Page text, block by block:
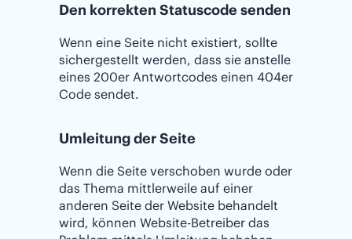
Den korrekten Statuscode senden
Wenn eine Seite nicht existiert, sollte
sichergestellt werden, dass sie anstelle
eines 200er Antwortcodes einen 404er
Code sendet.
Umleitung der Seite
Wenn die Seite verschoben wurde oder
das Thema mittlerweile auf einer
anderen Seite der Website behandelt
wird, können Website-Betreiber das